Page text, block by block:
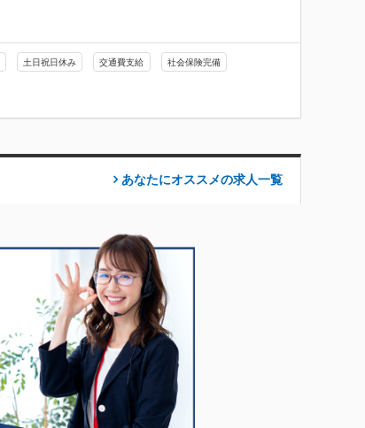
土日祝日休み 交通費支給 社会保険完備
あなたにオススメの求人一覧